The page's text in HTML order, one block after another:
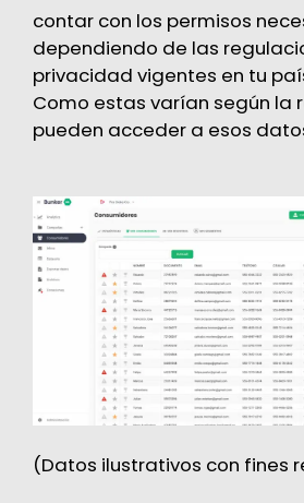
contar con los permisos
dependiendo de las
privacidad vigentes en tu
Como estas varían según la
pueden acceder a esos
(Datos ilustrativos con fines